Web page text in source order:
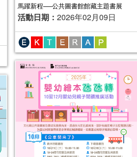
馬躍新程──公共圖書館館藏主題書展
活動日期： 2026年02月09日